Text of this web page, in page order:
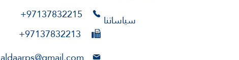
+97137832215
+97137832213
سياساتنا